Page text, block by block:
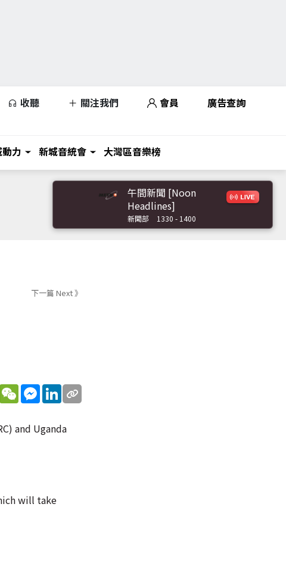
收聽 關注我們 會員 廣告查詢
力 新城音統會 大灣區音樂榜
午間新聞 [Noon
Headlines]
新聞部 1330 - 1400
下一篇 Next 》
WhatsApp
WeChatMessenger
LinkedIn
and Uganda
will take